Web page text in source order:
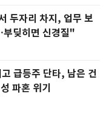
두자리 차지, 업무 보
딪히면 신경질"
급등주 단타, 남은 건
파혼 위기